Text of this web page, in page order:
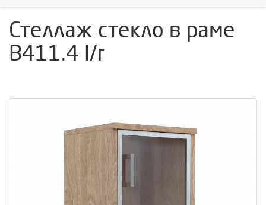
Стеллаж стекло в раме
В411.4 l/r